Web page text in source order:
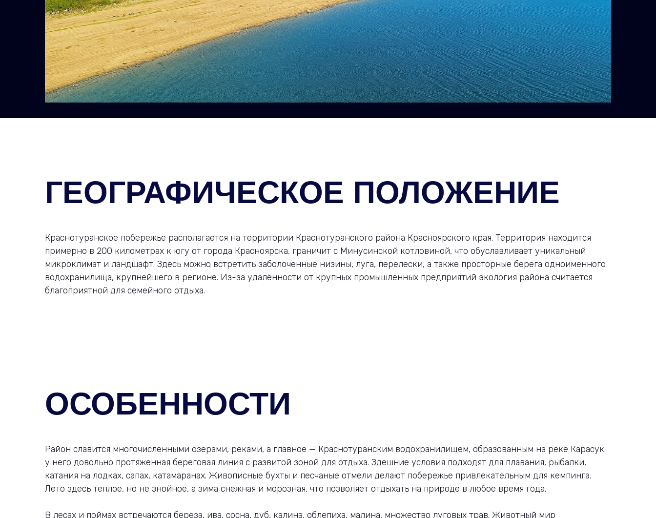
ГЕОГРАФИЧЕСКОЕ ПОЛОЖЕНИЕ
Краснотуранское побережье располагается на территории Краснотуранского района Красноярского края. Территория находится
примерно в 200 километрах к югу от города Красноярска, граничит с Минусинской котловиной, что обуславливает уникальный
микроклимат и ландшафт. Здесь можно встретить заболоченные низины, луга, перелески, а также просторные берега одноименного
водохранилища, крупнейшего в регионе. Из-за удалённости от крупных промышленных предприятий экология района считается
благоприятной для семейного отдыха.
ОСОБЕННОСТИ
Район славится многочисленными озёрами, реками, а главное — Краснотуранским водохранилищем, образованным на реке Карасук.
у него довольно протяженная береговая линия с развитой зоной для отдыха. Здешние условия подходят для плавания, рыбалки,
катания на лодках, сапах, катамаранах. Живописные бухты и песчаные отмели делают побережье привлекательным для кемпинга.
Лето здесь теплое, но не знойное, а зима снежная и морозная, что позволяет отдыхать на природе в любое время года.
В лесах и поймах встречаются береза, ива, сосна, дуб, калина, облепиха, малина, множество луговых трав. Животный мир